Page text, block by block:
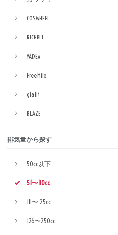
COSWHEEL
RICHBIT
YADEA
FreeMile
glafit
BLAZE
排気量から探す
50cc以下
51〜110cc
111〜125cc
126〜250cc